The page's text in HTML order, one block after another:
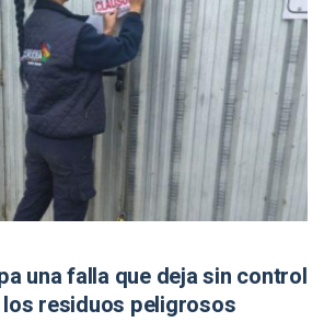
una falla que deja sin control
los residuos peligrosos